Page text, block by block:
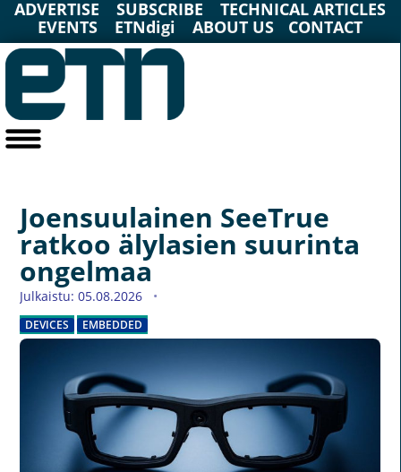
ADVERTISE SUBSCRIBE
TECHNICAL ARTICLES
EVENTS
ETNdigi ABOUT US CONTACT
Joensuulainen SeeTrue
ratkoo älylasien suurinta
ongelmaa
Julkaistu: 05.08.2026
DEVICES EMBEDDED